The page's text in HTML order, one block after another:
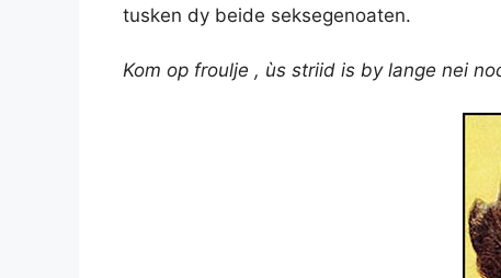
tusken dy beide seksegenoaten.
Kom op froulje , ùs striid is by lange nei